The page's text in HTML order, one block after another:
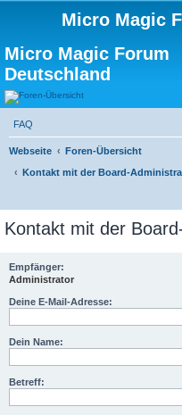
Micro Magic
Micro Magic Forum
Deutschland
FAQ
Webseite
Foren-Übersicht
Kontakt mit der Board-
Kontakt mit der
Empfänger:
Administrator
Deine E-Mail-Adresse:
Dein Name:
Betreff: